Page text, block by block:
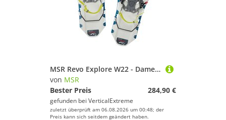
MSR Revo Explore W22 - Damenschneeschuhe
von MSR
Bester Preis
284,90 €
gefunden bei VerticalExtreme
zuletzt überprüft am 06.08.2026 um 00:48; der
Preis kann sich seitdem geändert haben.